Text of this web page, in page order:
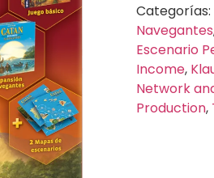
Categorías:
Navegantes
Escenario
Income,
Network
Production,